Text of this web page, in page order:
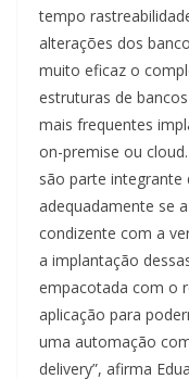
tempo
alterações dos
muito eficaz o
estruturas de
mais frequentes
on-premise ou
são parte integrante
adequadamente se
condizente com a
a implantação
empacotada com o
aplicação para
uma automação
delivery”, afirma